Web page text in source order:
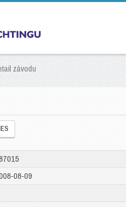
závodu
08-09